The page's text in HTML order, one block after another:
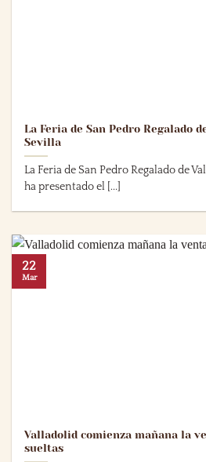
La Feria de San Pedro Regalado
Sevilla
La Feria de San Pedro Regalado de
ha presentado el [...]
Valladolid comienza mañana la
sueltas
22
Mar